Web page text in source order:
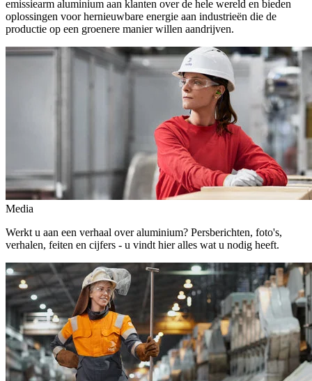
emissiearm aluminium aan klanten over de hele wereld en bieden
oplossingen voor hernieuwbare energie aan industrieën die de
productie op een groenere manier willen aandrijven.
Media
Werkt u aan een verhaal over aluminium? Persberichten, foto's,
verhalen, feiten en cijfers - u vindt hier alles wat u nodig heeft.